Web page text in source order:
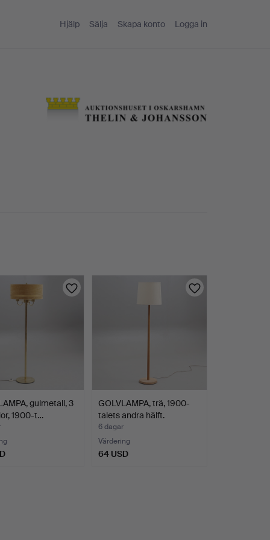
Hjälp Sälja Skapa konto Logga in
gulmetall, 3
1900-t…
GOLVLAMPA, trä, 1900-
talets andra hälft.
6 dagar
Värdering
64 USD